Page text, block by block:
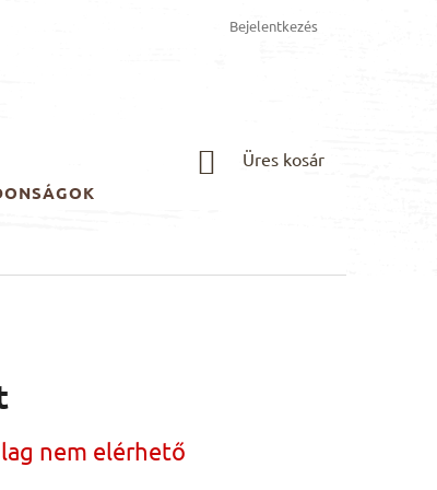
Bejelentkezés
KOSÁR
Üres kosár
nem elérhető